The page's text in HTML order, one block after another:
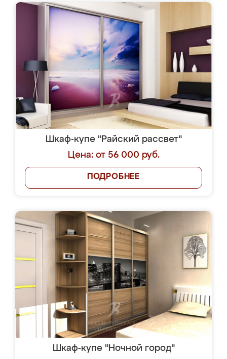
Шкаф-купе "Райский рассвет"
Цена: от 56 000 руб.
ПОДРОБНЕЕ
Шкаф-купе "Ночной город"